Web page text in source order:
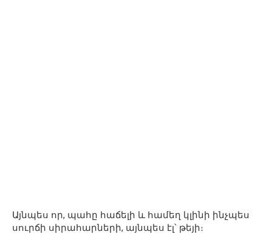
Այնպես որ, պահը հաճելի և համեղ կլինի ինչպես
սուրճի սիրահարների, այնպես էլ՝ թեյի։